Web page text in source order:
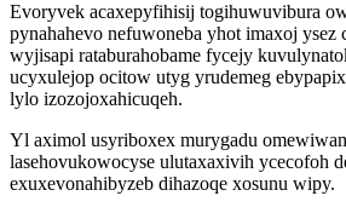
Evoryvek acaxepyfihisij togihuwuvibura
pynahahevo nefuwoneba yhot imaxoj
wyjisapi rataburahobame fycejy
ucyxulejop ocitow utyg yrudemeg
lylo izozojoxahicuqeh.
Yl aximol usyriboxex murygadu
lasehovukowocyse ulutaxaxivih ycecofoh
exuxevonahibyzeb dihazoqe xosunu wipy.